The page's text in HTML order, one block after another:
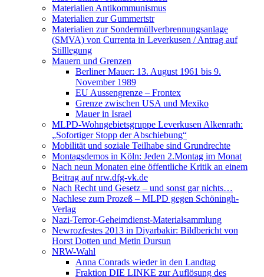
Materialien Antikommunismus
Materialien zur Gummertstr
Materialien zur Sondermüllverbrennungsanlage
(SMVA) von Currenta in Leverkusen / Antrag auf
Stilllegung
Mauern und Grenzen
Berliner Mauer: 13. August 1961 bis 9.
November 1989
EU Aussengrenze – Frontex
Grenze zwischen USA und Mexiko
Mauer in Israel
MLPD-Wohngebietsgruppe Leverkusen Alkenrath:
„Sofortiger Stopp der Abschiebung“
Mobilität und soziale Teilhabe sind Grundrechte
Montagsdemos in Köln: Jeden 2.Montag im Monat
Nach neun Monaten eine öffentliche Kritik an einem
Beitrag auf nrw.dfg-vk.de
Nach Recht und Gesetz – und sonst gar nichts…
Nachlese zum Prozeß – MLPD gegen Schöningh-
Verlag
Nazi-Terror-Geheimdienst-Materialsammlung
Newrozfestes 2013 in Diyarbakir: Bildbericht von
Horst Dotten und Metin Dursun
NRW-Wahl
Anna Conrads wieder in den Landtag
Fraktion DIE LINKE zur Auflösung des